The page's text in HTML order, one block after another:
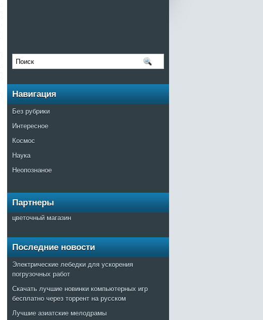
Навигация
Без рубрики
Интересное
Космос
Наука
Неопознаное
Партнеры
цветочный магазин
Последние новости
Электрические лебедки для ускорения
погрузочных работ
Скачать лучшие новинки компьютерных игр
бесплатно через торрент на русском
Лучшие азиатские мелодрамы